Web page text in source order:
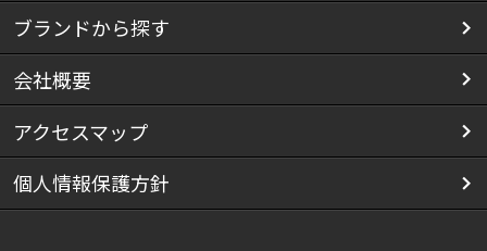
ブランドから探す
会社概要
アクセスマップ
個人情報保護方針